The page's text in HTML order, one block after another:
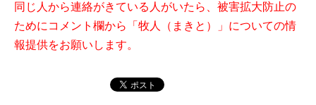
同じ人から連絡がきている人がいたら、被害拡大防止の
ためにコメント欄から「牧人（まきと）」についての情
報提供をお願いします。